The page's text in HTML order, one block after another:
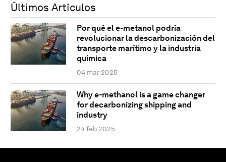
Últimos Artículos
Por qué el e-metanol podría
revolucionar la descarbonización del
transporte marítimo y la industria
química
04 mar 2025
Why e-methanol is a game changer
for decarbonizing shipping and
industry
24 feb 2025